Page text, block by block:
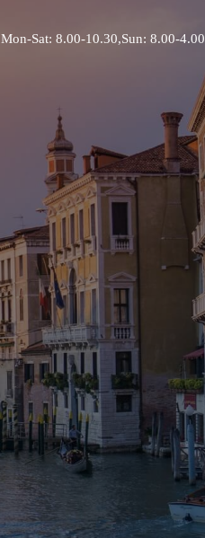
Mon-Sat: 8.00-10.30,Sun: 8.00-4.00